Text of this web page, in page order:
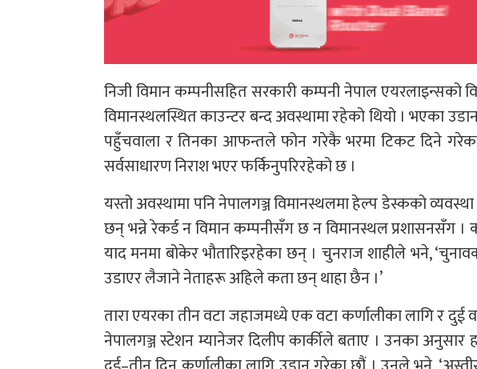
निजी विमान कम्पनीसहित सरकारी कम्पनी नेपाल एयरलाइन्सको
विमानस्थलस्थित काउन्टर बन्द अवस्थामा रहेको थियो । भएका
पहुँचवाला र तिनका आफन्तले फोन गरेकै भरमा टिकट दिने
सर्वसाधारण निराश भएर फर्किनुपरिरहेको छ ।
यस्तो अवस्थामा पनि नेपालगञ्ज विमानस्थलमा हेल्प डेस्कको
छन् भन्ने रेकर्ड न विमान कम्पनीसँग छ न विमानस्थल प्रशासनसँग
याद मनमा बोकेर भौतारिइरहेका छन् । चुनराज शाहीले भने,
उडाएर लैजाने नेताहरू अहिले कता छन् थाहा छैन ।’
तारा एयरका तीन वटा जहाजमध्ये एक वटा कर्णालीका लागि र दुई
नेपालगञ्ज स्टेशन म्यानेजर दिलीप कार्कीले बताए । उनका